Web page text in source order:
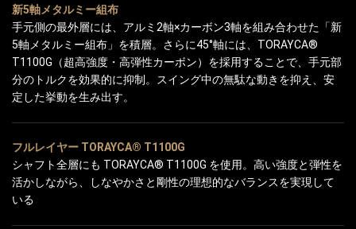
新5軸メタルミー組布
手元側の最外層には、アルミ2軸×カーボン3軸を組み合わせた「新
5軸メタルミー組布」を積層。さらに45°軸には、TORAYCA®
T1100G（超高強度・高弾性カーボン）を採用することで、手元部
分のトルクを効果的に抑制。スイング中の無駄な動きを抑え、安
定した挙動を生み出す。
フルレイヤー TORAYCA® T1100G
シャフト全層にも TORAYCA® T1100G を使用。高い強度と弾性を
活かしながら、しなやかさと剛性の理想的なバランスを実現して
いる